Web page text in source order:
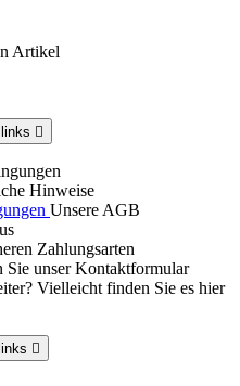
Artikel

Hinweise
Unsere AGB
Zahlungsarten
Sie unser Kontaktformular
Vielleicht finden Sie es hier
